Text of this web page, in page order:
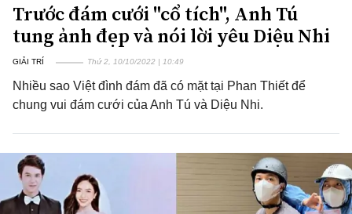
Trước đám cưới "cổ tích", Anh Tú
tung ảnh đẹp và nói lời yêu Diệu Nhi
GIẢI TRÍ Thứ 2, 10/10/2022 | 10:49
Nhiều sao Việt đình đám đã có mặt tại Phan Thiết để
chung vui đám cưới của Anh Tú và Diệu Nhi.